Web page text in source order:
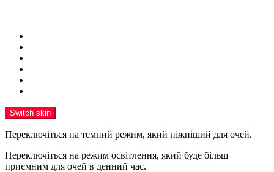
Switch skin
Переключіться на темний режим, який ніжніший для очей.
Переключіться на режим освітлення, який буде більш
приємним для очей в денний час.